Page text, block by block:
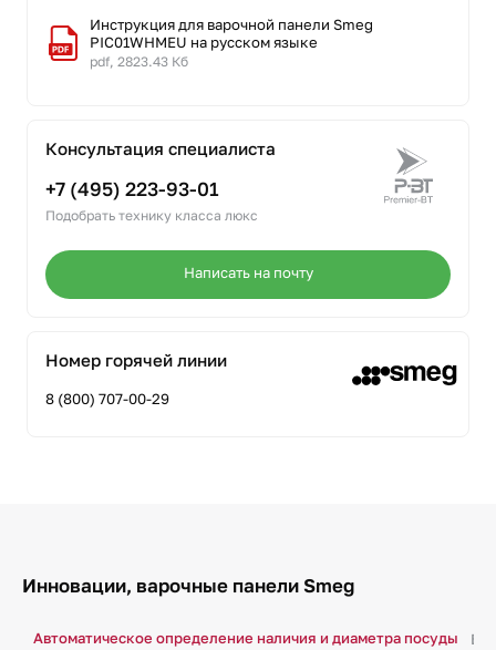
Инструкция для варочной панели Smeg
PIC01WHMEU на русском языке
pdf, 2823.43 Кб
Консультация специалиста
+7 (495) 223-93-01
Подобрать технику класса люкс
Написать на почту
Номер горячей линии
8 (800) 707-00-29
Инновации, варочные панели Smeg
Автоматическое определение наличия и диаметра посуды